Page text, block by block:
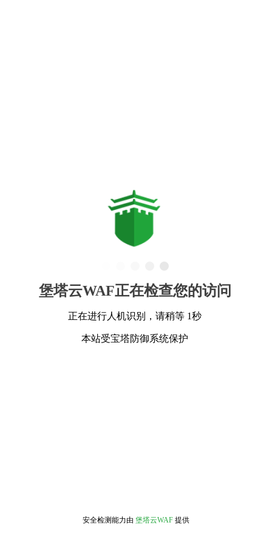
堡塔云WAF正在检查您的访问
正在进行人机识别，请稍等 1秒
本站受宝塔防御系统保护
安全检测能力由 堡塔云WAF 提供